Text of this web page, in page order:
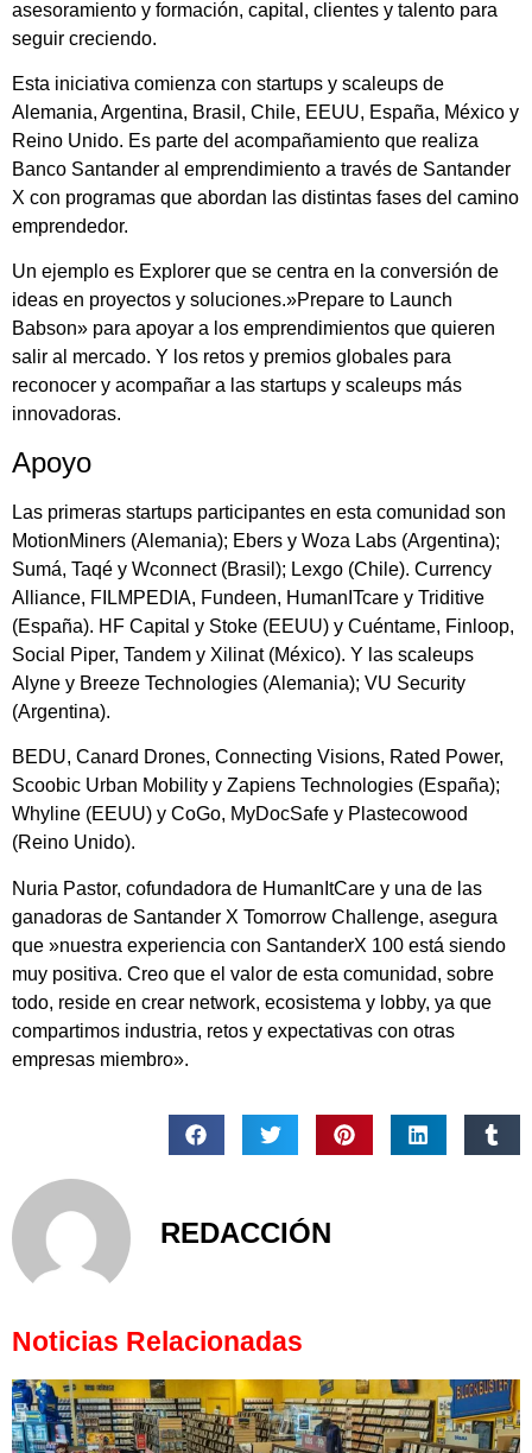
asesoramiento y formación, capital, clientes y talento para
seguir creciendo.
Esta iniciativa comienza con startups y scaleups de
Alemania, Argentina, Brasil, Chile, EEUU, España, México y
Reino Unido. Es parte del acompañamiento que realiza
Banco Santander al emprendimiento a través de Santander
X con programas que abordan las distintas fases del camino
emprendedor.
Un ejemplo es Explorer que se centra en la conversión de
ideas en proyectos y soluciones.»Prepare to Launch 
Babson» para apoyar a los emprendimientos que quieren
salir al mercado. Y los retos y premios globales para
reconocer y acompañar a las startups y scaleups más
innovadoras.
Apoyo
Las primeras startups participantes en esta comunidad son
MotionMiners (Alemania); Ebers y Woza Labs (Argentina);
Sumá, Taqé y Wconnect (Brasil); Lexgo (Chile). Currency
Alliance, FILMPEDIA, Fundeen, HumanITcare y Triditive
(España). HF Capital y Stoke (EEUU) y Cuéntame, Finloop,
Social Piper, Tandem y Xilinat (México). Y las scaleups
Alyne y Breeze Technologies (Alemania); VU Security
(Argentina).
BEDU, Canard Drones, Connecting Visions, Rated Power,
Scoobic Urban Mobility y Zapiens Technologies (España);
Whyline (EEUU) y CoGo, MyDocSafe y Plastecowood
(Reino Unido).
Nuria Pastor, cofundadora de HumanItCare y una de las
ganadoras de Santander X Tomorrow Challenge, asegura
que »nuestra experiencia con SantanderX 100 está siendo
muy positiva. Creo que el valor de esta comunidad, sobre
todo, reside en crear network, ecosistema y lobby, ya que
compartimos industria, retos y expectativas con otras
empresas miembro».
REDACCIÓN
Noticias Relacionadas